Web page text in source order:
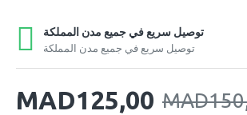
توصيل سريع في جميع مدن المملكة
توصيل سريع في جميع مدن المملكة
MAD125,00